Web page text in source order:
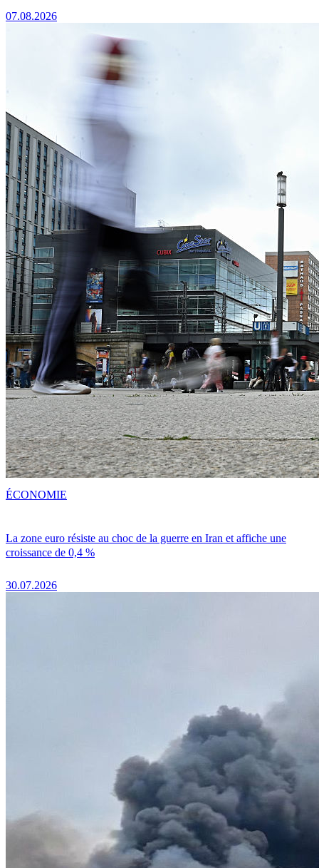
07.08.2026
La zone euro résiste au choc de la guerre en Iran et affiche une
croissance de 0,4 %
30.07.2026
ÉCONOMIE